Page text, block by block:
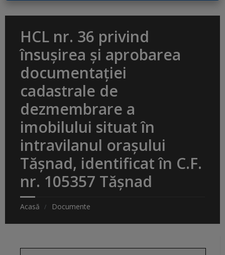
HCL nr. 36 privind
însuşirea și aprobarea
documentaţiei
cadastrale de
dezmembrare a
imobilului situat în
intravilanul orașului
Tășnad, identificat în C.F.
nr. 105357 Tășnad
Acasă Documente